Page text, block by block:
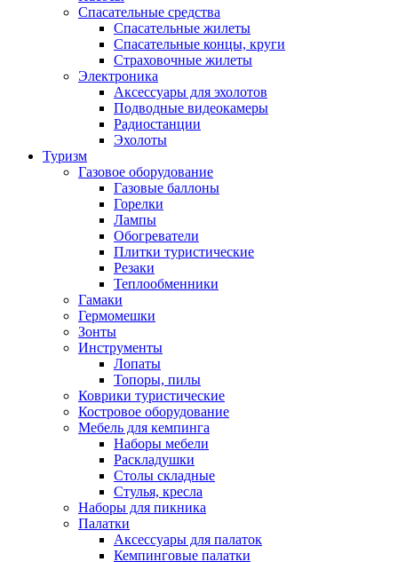
Спасательные средства
Спасательные жилеты
Спасательные концы, круги
Страховочные жилеты
Электроника
Аксессуары для эхолотов
Подводные видеокамеры
Радиостанции
Эхолоты
Туризм
Газовое оборудование
Газовые баллоны
Горелки
Лампы
Обогреватели
Плитки туристические
Резаки
Теплообменники
Гамаки
Гермомешки
Зонты
Инструменты
Лопаты
Топоры, пилы
Коврики туристические
Костровое оборудование
Мебель для кемпинга
Наборы мебели
Раскладушки
Столы складные
Стулья, кресла
Наборы для пикника
Палатки
Аксессуары для палаток
Кемпинговые палатки